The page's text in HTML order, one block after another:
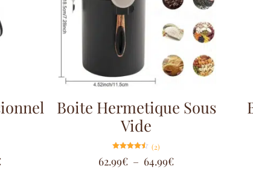
Boite Hermetique Sous
Vide
4.50
sur 5
(2)
62.99€ – 64.99€